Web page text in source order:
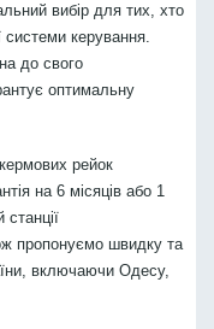
вибір для тих, хто
керування.
до свого
оптимальну
рейок
на 6 місяців або 1
пропонуємо швидку та
включаючи Одесу,